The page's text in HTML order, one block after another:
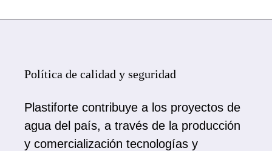
Política de calidad y seguridad
Plastiforte contribuye a los proyectos de
agua del país, a través de la producción
y comercialización tecnologías y